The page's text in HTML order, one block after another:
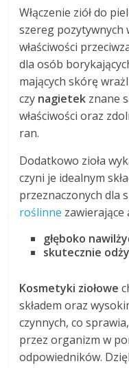
Włączenie ziół do
szereg pozytywnych
właściwości
dla osób
mających skórę
czy nagietek znane
właściwości oraz
ran.
Dodatkowo zioła
czyni je idealnym
przeznaczonych dla
roślinne
głęboko
skutecznie
Kosmetyki ziołowe
składem oraz
czynnych, co
przez organizm w
odpowiedników.